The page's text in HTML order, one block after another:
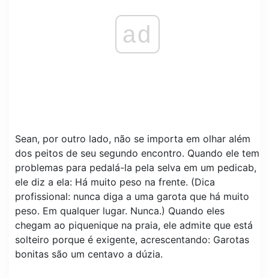
ad
Sean, por outro lado, não se importa em olhar além
dos peitos de seu segundo encontro. Quando ele tem
problemas para pedalá-la pela selva em um pedicab,
ele diz a ela: Há muito peso na frente. (Dica
profissional: nunca diga a uma garota que há muito
peso. Em qualquer lugar. Nunca.) Quando eles
chegam ao piquenique na praia, ele admite que está
solteiro porque é exigente, acrescentando: Garotas
bonitas são um centavo a dúzia.